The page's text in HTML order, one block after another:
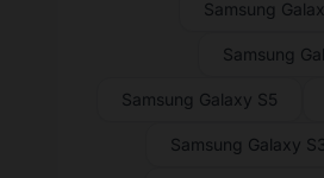
Samsung
Samsung
Samsung Galaxy S5
Samsung Galaxy S3